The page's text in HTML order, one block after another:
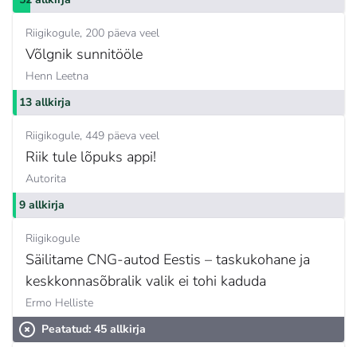
Riigikogule 200 päeva veel
Võlgnik sunnitööle
Henn Leetna
13 allkirja
Riigikogule 449 päeva veel
Riik tule lõpuks appi!
Autorita
9 allkirja
Riigikogule
Säilitame CNG-autod Eestis – taskukohane ja
keskkonnasõbralik valik ei tohi kaduda
Ermo Helliste
Peatatud: 45 allkirja